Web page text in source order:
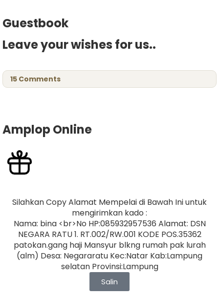
Guestbook
Leave your wishes for us..
15 Comments
Amplop Online
Silahkan Copy Alamat Mempelai di Bawah Ini untuk
mengirimkan kado :
Nama: bina <br>No HP:085932957536 Alamat: DSN
NEGARA RATU 1. RT.002/RW.001 KODE POS.35362
patokan.gang haji Mansyur blkng rumah pak lurah
(alm) Desa: Negararatu Kec:Natar Kab:Lampung
selatan Provinsi:Lampung
Salin